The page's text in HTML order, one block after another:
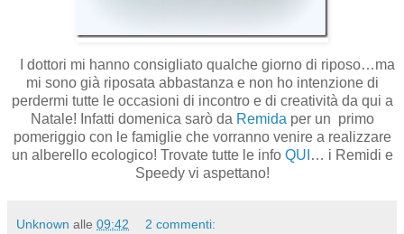
I dottori mi hanno consigliato qualche giorno di riposo…ma
mi sono già riposata abbastanza e non ho intenzione di
perdermi tutte le occasioni di incontro e di creatività da qui a
Natale! Infatti domenica sarò da Remida per un primo
pomeriggio con le famiglie che vorranno venire a realizzare
un alberello ecologico! Trovate tutte le info QUI … i Remidi e
Speedy vi aspettano!
Unknown alle 09:42 2 commenti: